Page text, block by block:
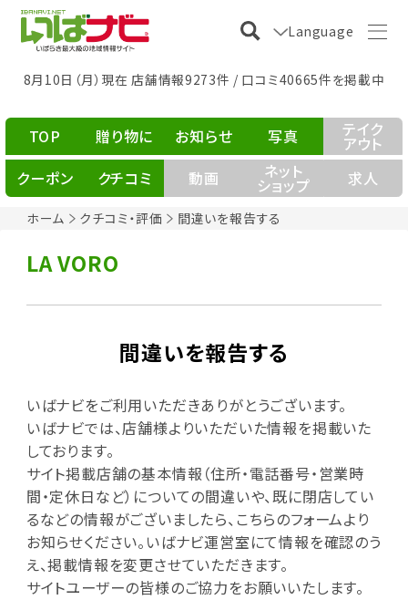
Language
8月10日（月）現在 店舗情報9273件 / 口コミ40665件を掲載中
ホーム クチコミ・評価 間違いを報告する
TOP 贈り物に お知らせ 写真 テイク
アウト
クーポン
クチコミ 動画 ネット
ショップ 求人
LA VORO
間違いを報告する
いばナビをご利用いただきありがとうございます。
いばナビでは、店舗様よりいただいた情報を掲載いた
しております。
サイト掲載店舗の基本情報（住所・電話番号・営業時
間・定休日など）についての間違いや、既に閉店してい
るなどの情報がございましたら、こちらのフォームより
お知らせください。いばナビ運営室にて情報を確認のう
え、掲載情報を変更させていただきます。
サイトユーザーの皆様のご協力をお願いいたします。